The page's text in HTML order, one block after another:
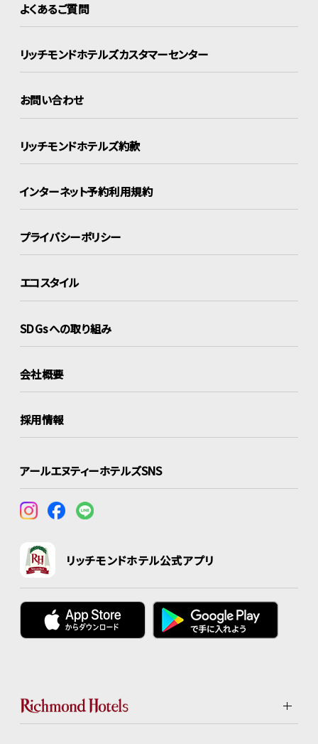
よくあるご質問
リッチモンドホテルズカスタマーセンター
お問い合わせ
リッチモンドホテルズ約款
インターネット予約利用規約
プライバシーポリシー
エコスタイル
SDGsへの取り組み
会社概要
採用情報
アールエヌティーホテルズSNS
リッチモンドホテル公式アプリ